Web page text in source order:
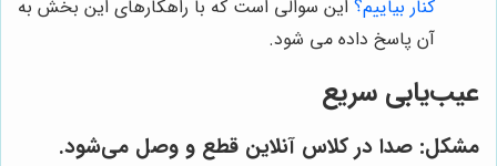
کنار بیاییم؟ این سوالی است که با راهکارهای این بخش به
آن پاسخ داده می شود.
عیب‌یابی سریع
مشکل: صدا در کلاس آنلاین قطع و وصل می‌شود.